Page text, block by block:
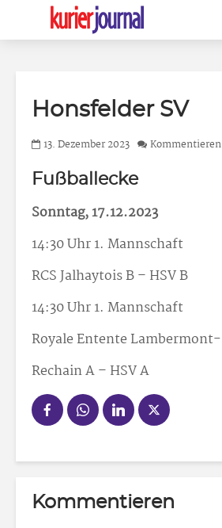
Honsfelder SV
13. Dezember 2023 Kommentieren
Fußballecke
Sonntag, 17.12.2023
14:30 Uhr 1. Mannschaft
RCS Jalhaytois B – HSV B
14:30 Uhr 1. Mannschaft
Royale Entente Lambermont-
Rechain A – HSV A
Kommentieren